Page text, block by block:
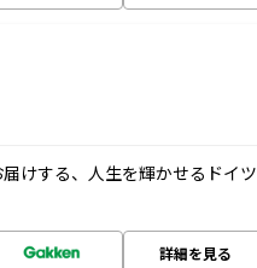
けする、人生を輝かせるドイツ
詳細を見る